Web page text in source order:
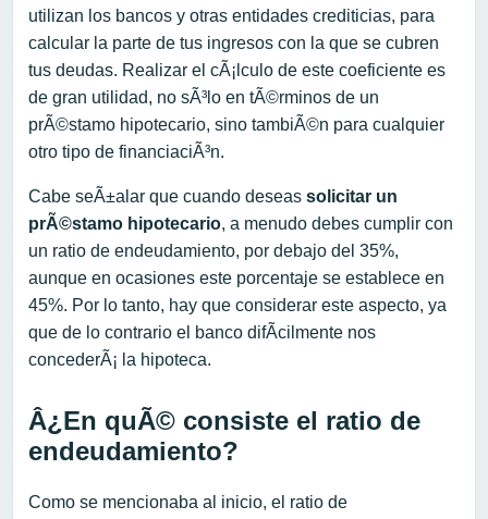
utilizan los bancos y otras entidades crediticias, para
calcular la parte de tus ingresos con la que se cubren
tus deudas. Realizar el cÃ¡lculo de este coeficiente es
de gran utilidad, no sÃ³lo en tÃ©rminos de un
prÃ©stamo hipotecario, sino tambiÃ©n para cualquier
otro tipo de financiaciÃ³n.
Cabe seÃ±alar que cuando deseas solicitar un
prÃ©stamo hipotecario, a menudo debes cumplir con
un ratio de endeudamiento, por debajo del 35%,
aunque en ocasiones este porcentaje se establece en
45%. Por lo tanto, hay que considerar este aspecto, ya
que de lo contrario el banco difÃ­cilmente nos
concederÃ¡ la hipoteca.
Â¿En quÃ© consiste el ratio de
endeudamiento?
Como se mencionaba al inicio, el ratio de